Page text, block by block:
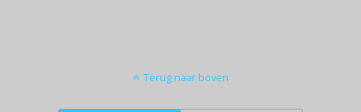
Terug naar boven